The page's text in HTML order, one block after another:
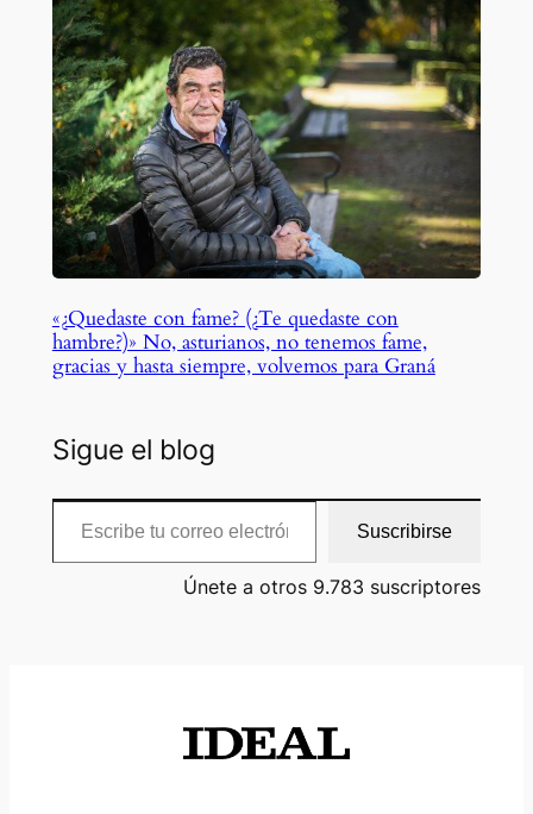
«¿Quedaste con fame? (¿Te quedaste con
hambre?)» No, asturianos, no tenemos fame,
gracias y hasta siempre, volvemos para Graná
Sigue el blog
Escribe tu correo electrónico…
Suscribirse
Únete a otros 9.783 suscriptores